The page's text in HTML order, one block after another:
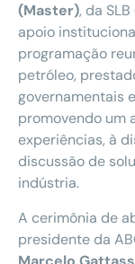
(Master), da
apoio
programação
petróleo,
governamentais
promovendo um
experiências, à
discussão de
indústria.
A cerimônia de
presidente da